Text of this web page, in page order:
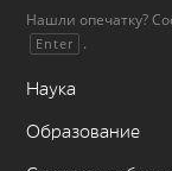
Нашли опечатку?
Enter .
Наука
Образование